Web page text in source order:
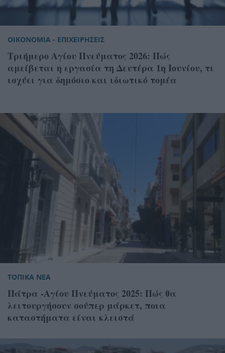
ΟΙΚΟΝΟΜΙΑ - ΕΠΙΧΕΙΡΗΣΕΙΣ
Τριήμερο Αγίου Πνεύματος 2026: Πώς
αμείβεται η εργασία τη Δευτέρα 1η Ιουνίου, τι
ισχύει για δημόσιο και ιδιωτικό τομέα
ΤΟΠΙΚΑ ΝΕΑ
Πάτρα -Αγίου Πνεύματος 2025: Πώς θα
λειτουργήσουν σούπερ μάρκετ, ποια
καταστήματα είναι κλειστά